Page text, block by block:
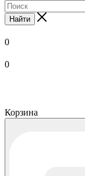
Найти
0
0
Корзина